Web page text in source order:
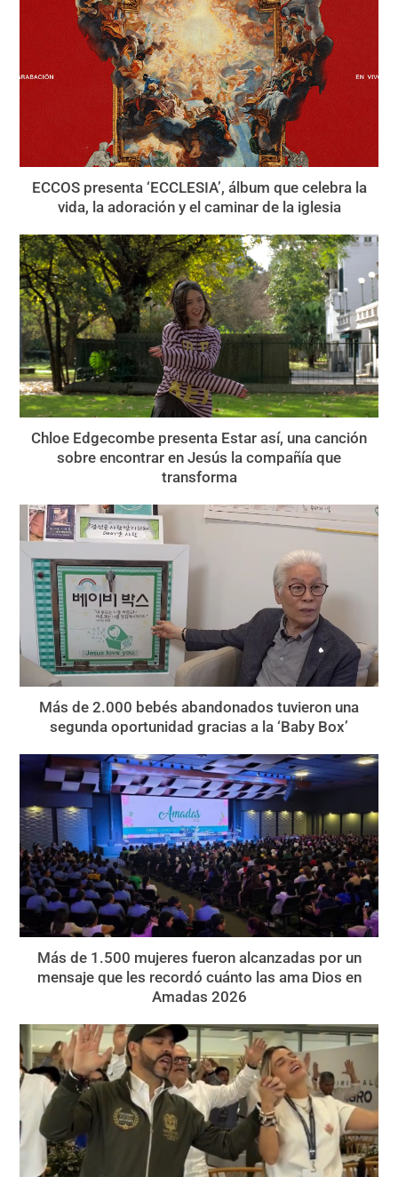
ECCOS presenta ‘ECCLESIA’, álbum que celebra la
vida, la adoración y el caminar de la iglesia
Chloe Edgecombe presenta Estar así, una canción
sobre encontrar en Jesús la compañía que
transforma
Más de 2.000 bebés abandonados tuvieron una
segunda oportunidad gracias a la ‘Baby Box’
Más de 1.500 mujeres fueron alcanzadas por un
mensaje que les recordó cuánto las ama Dios en
Amadas 2026